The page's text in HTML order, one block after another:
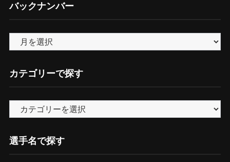
バックナンバー
ッ
ク
ナ
カテゴリーで探す
テ
ゴ
リ
選手名で探す